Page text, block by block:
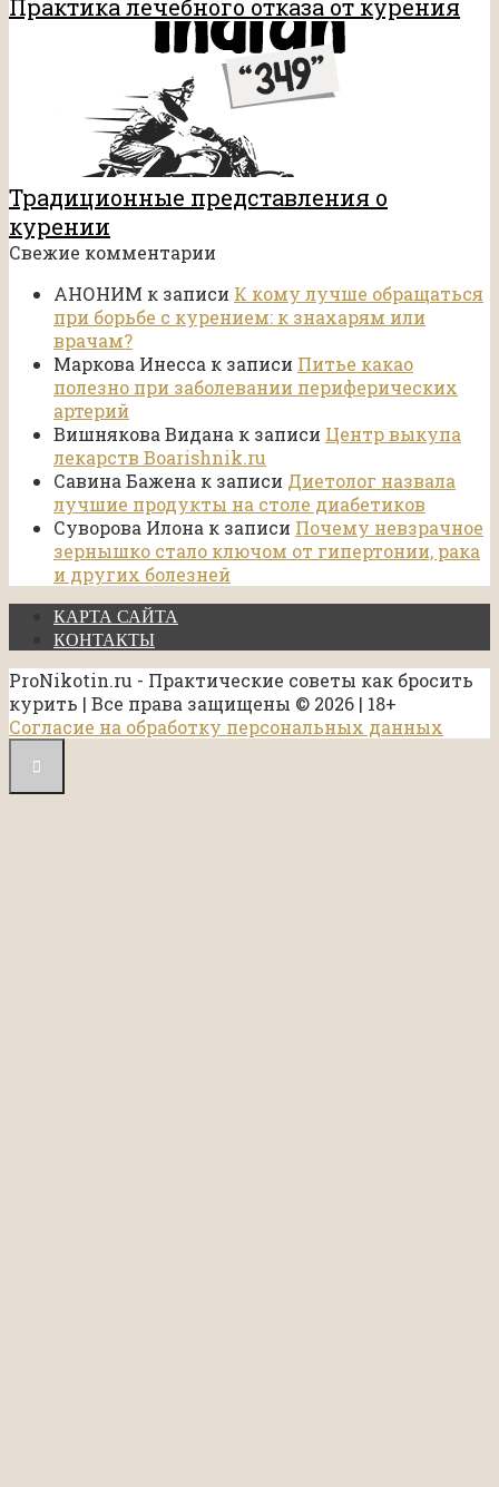
Практика лечебного отказа от курения
Традиционные представления о
курении
Свежие комментарии
АНОНИМ к записи К кому лучше обращаться
при борьбе с курением: к знахарям или
врачам?
Маркова Инесса к записи Питье какао
полезно при заболевании периферических
артерий
Вишнякова Видана к записи Центр выкупа
лекарств Boarishnik.ru
Савина Бажена к записи Диетолог назвала
лучшие продукты на столе диабетиков
Суворова Илона к записи Почему невзрачное
зернышко стало ключом от гипертонии, рака
и других болезней
КАРТА САЙТА
КОНТАКТЫ
ProNikotin.ru - Практические советы как бросить
курить | Все права защищены © 2026 | 18+
Согласие на обработку персональных данных